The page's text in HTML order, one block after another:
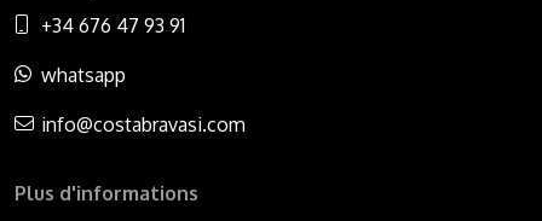
+34 676 47 93 91
whatsapp
info@costabravasi.com
Plus d'informations